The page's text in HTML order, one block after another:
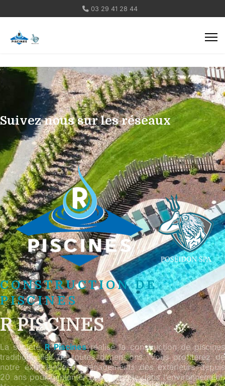
03 29 41 28 44
Suivez nous sur les réseaux
CONSTRUCTION DE
PISCINES
R PISCINES
La sociétéR Piscinesréalise la construction de piscines
traditionnelles de toutes dimensions. Vous profiterez de
notre expérience d’aménagements des extérieurs depuis
20 ans pour implanter votre piscine dans l’environnement.